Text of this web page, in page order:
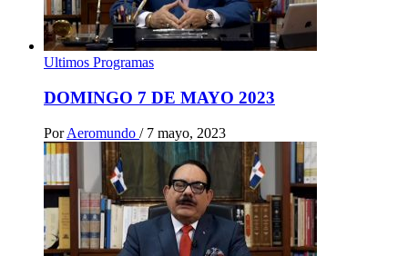
Ultimos Programas
DOMINGO 7 DE MAYO 2023
Por Aeromundo / 7 mayo, 2023